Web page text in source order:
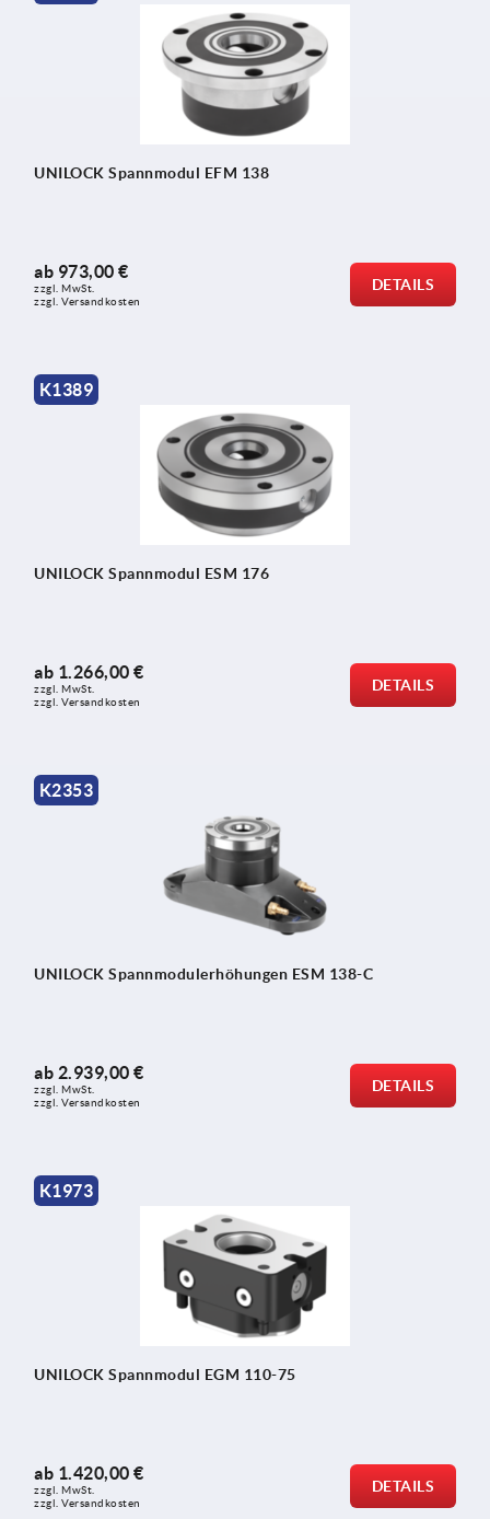
UNILOCK Spannmodul EFM 138
ab 973,00 €
zzgl. MwSt.
zzgl. Versandkosten
DETAILS
K1389
UNILOCK Spannmodul ESM 176
ab 1.266,00 €
zzgl. MwSt.
zzgl. Versandkosten
DETAILS
K2353
UNILOCK Spannmodulerhöhungen ESM 138-C
ab 2.939,00 €
zzgl. MwSt.
zzgl. Versandkosten
DETAILS
K1973
UNILOCK Spannmodul EGM 110-75
ab 1.420,00 €
zzgl. MwSt.
zzgl. Versandkosten
DETAILS